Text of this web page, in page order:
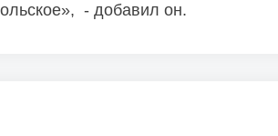
- добавил он.